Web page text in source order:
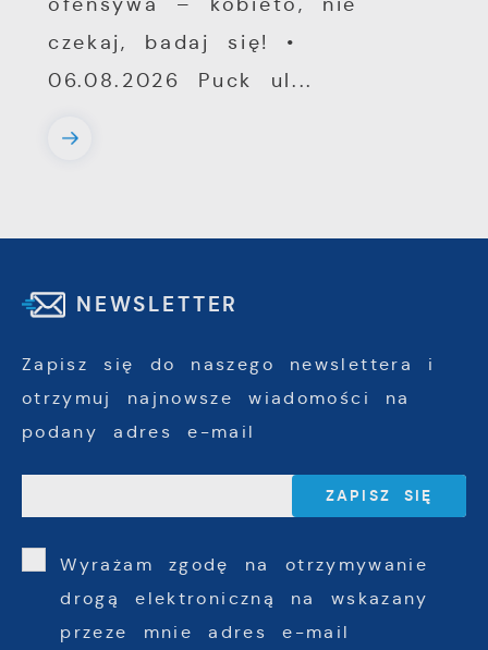
czekaj, badaj się! •
06.08.2026 Puck ul...
NEWSLETTER
Zapisz się do naszego newslettera i
otrzymuj najnowsze wiadomości na
podany adres e-mail
Wyrażam zgodę na otrzymywanie
drogą elektroniczną na wskazany
przeze mnie adres e-mail